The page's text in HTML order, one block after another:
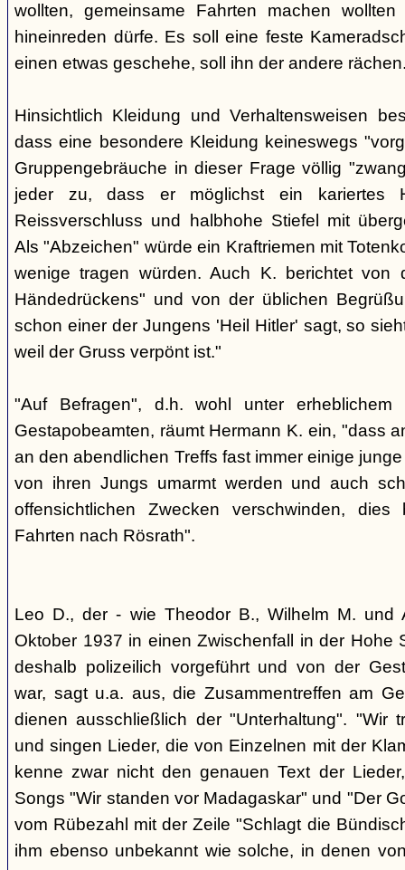
wollten, gemeinsame Fahrten machen
hineinreden dürfe. Es soll eine feste
einen etwas geschehe, soll ihn der andere
Hinsichtlich Kleidung und Verhaltensweisen
dass eine besondere Kleidung keineswegs
Gruppengebräuche in dieser Frage völlig
jeder zu, dass er möglichst ein kariertes
Reissverschluss und halbhohe Stiefel mit
Als "Abzeichen" würde ein Kraftriemen mit
wenige tragen würden. Auch K. berichtet von
Händedrückens" und von der üblichen
schon einer der Jungens 'Heil Hitler' sagt, so
weil der Gruss verpönt ist."
"Auf Befragen", d.h. wohl unter erheblichem
Gestapobeamten, räumt Hermann K. ein, "dass
an den abendlichen Treffs fast immer einige
von ihren Jungs umarmt werden und auch
offensichtlichen Zwecken verschwinden,
Fahrten nach Rösrath".
Leo D., der - wie Theodor B., Wilhelm M. und
Oktober 1937 in einen Zwischenfall in der Hohe
deshalb polizeilich vorgeführt und von der
war, sagt u.a. aus, die Zusammentreffen am
dienen ausschließlich der "Unterhaltung". "Wir
und singen Lieder, die von Einzelnen mit der
kenne zwar nicht den genauen Text der
Songs "Wir standen vor Madagaskar" und "Der
vom Rübezahl mit der Zeile "Schlagt die
ihm ebenso unbekannt wie solche, in denen